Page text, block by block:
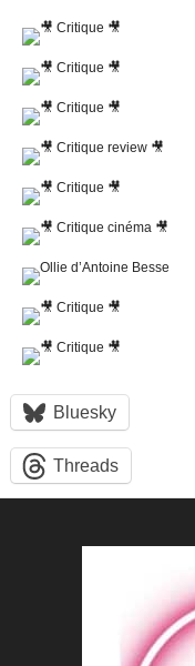
Bluesky
Threads